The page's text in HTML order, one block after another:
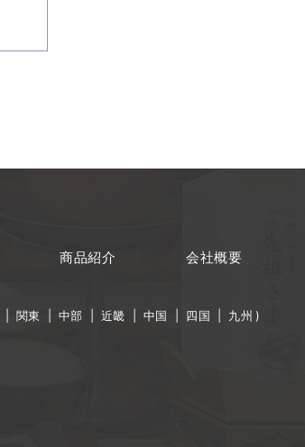
商品紹介 会社概要
関東 中部 近畿 中国 四国 九州 )